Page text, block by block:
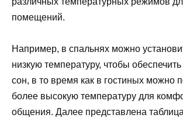
помещений.
Например, в спальнях можно
низкую температуру, чтобы
сон, в то время как в гостиных можно
более высокую температуру для
общения. Далее представлена